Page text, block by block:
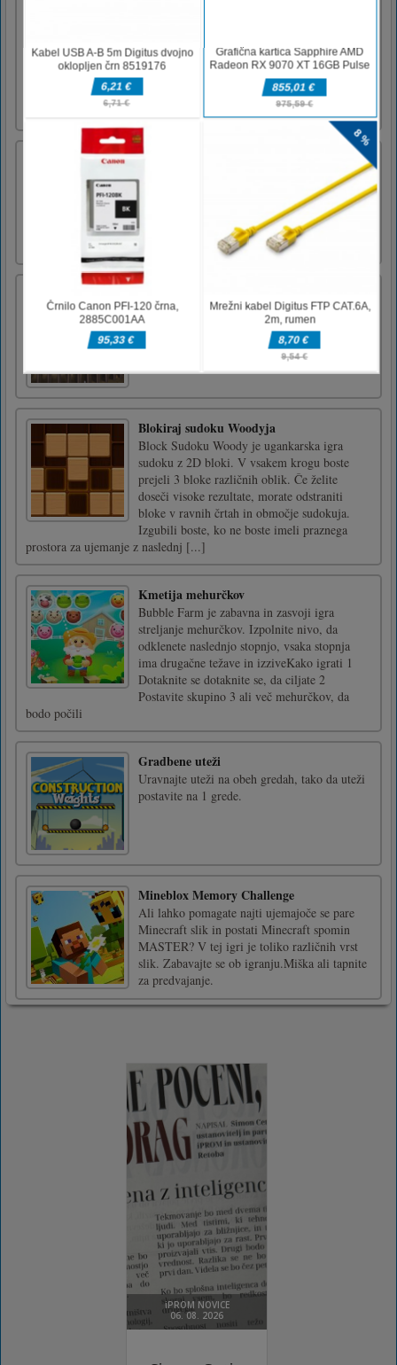
Ti liki so nori! Čim prej združite dele, da
vidite like z različnimi kostumi. Igrate lahko
na ravni, ki jo želite, tako da izberete
"Lahko", "Srednje", "Težko". Zabavaj
se!Kontrole igre LEVI KLIK
Paket zdravnikov Acorn Birdy
Pridružite se veliki dogodivščini dr. Acorna,
rešiti morate uganke in poiskati skrite tablete,
da bi zdravili ptice in se vrnili domov.Za
igranje uporabite miško
Odkrijte starodavni Rim v 17 ravneh v tej igri
Mahjong in Razlika.
Blokiraj sudoku Woodyja
Block Sudoku Woody je ugankarska igra
sudoku z 2D bloki. V vsakem krogu boste
prejeli 3 bloke različnih oblik. Če želite
doseči visoke rezultate, morate odstraniti
bloke v ravnih črtah in območje sudokuja.
Izgubili boste, ko ne boste imeli praznega
prostora za ujemanje z naslednj [...]
Kmetija mehurčkov
Bubble Farm je zabavna in zasvoji igra
streljanje mehurčkov. Izpolnite nivo, da
odklenete naslednjo stopnjo, vsaka stopnja
ima drugačne težave in izziveKako igrati 1
Dotaknite se dotaknite se, da ciljate 2
Postavite skupino 3 ali več mehurčkov, da
bodo počili
Gradbene uteži
Uravnajte uteži na obeh gredah, tako da uteži
postavite na 1 grede.
Mineblox Memory Challenge
Ali lahko pomagate najti ujemajoče se pare
Minecraft slik in postati Minecraft spomin
MASTER? V tej igri je toliko različnih vrst
slik. Zabavajte se ob igranju.Miška ali tapnite
za predvajanje.